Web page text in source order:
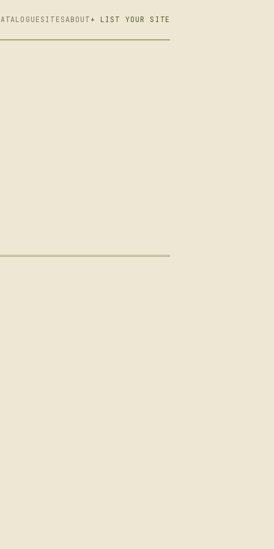
SITESABOUT + LIST YOUR SITE